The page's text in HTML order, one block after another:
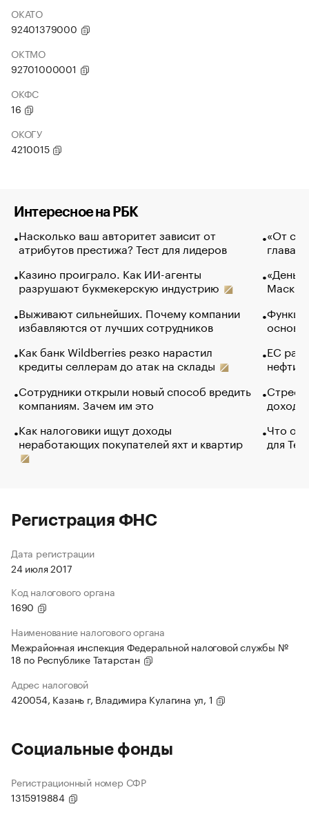
ОКАТО
92401379000
ОКТМО
92701000001
ОКФС
16
ОКОГУ
4210015
Интересное на РБК
Насколько ваш авторитет зависит от
атрибутов престижа? Тест для лидеров
Казино проиграло. Как ИИ-агенты
разрушают букмекерскую индустрию
Выживают сильнейших. Почему компании
избавляются от лучших сотрудников
Как банк Wildberries резко нарастил
кредиты селлерам до атак на склады
Сотрудники открыли новый способ вредить
компаниям. Зачем им это
Как налоговики ищут доходы
неработающих покупателей яхт и квартир
«От
глава
Маск в
основ
ЕС
нефти
Что
для
Регистрация ФНС
Дата регистрации
24 июля 2017
Код налогового органа
1690
Наименование налогового органа
Межрайонная инспекция Федеральной налоговой службы №
18 по Республике Татарстан
Адрес налоговой
420054, Казань г, Владимира Кулагина ул, 1
Социальные фонды
Регистрационный номер СФР
1315919884